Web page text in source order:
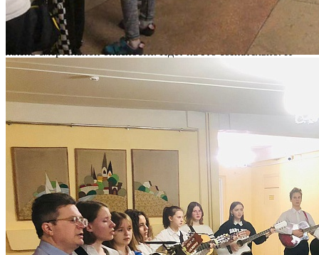
Говоря об участниках специальной военной операции, В. В.
Путин подчеркнул: «Они все герои. Каждый подвергает свою
жизнь смертельной опасности. Идёт на это сознательно. И
относиться к ним нужно именно так, как к героям».
Информацию подготовила заместитель директора по
воспитательной работе Дегтерева С.В.
След. новость
Пред. новость
Наши контакты
236040,г. Калининград, ул. Сергеева 10
+7 (401) 253-45-55
dtdm39@mail.ru